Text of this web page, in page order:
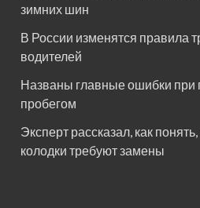
зимних шин
В России изменятся правила
водителей
Названы главные ошибки при
пробегом
Эксперт рассказал, как
колодки требуют замены